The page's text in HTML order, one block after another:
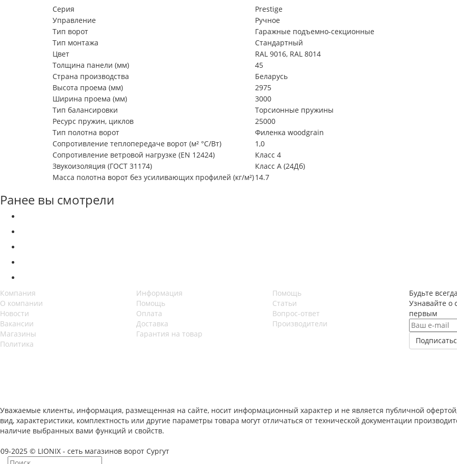
Серия
Prestige
Управление
Ручное
Тип ворот
Гаражные подъемно-секционные
Тип монтажа
Стандартный
Цвет
RAL 9016, RAL 8014
Толщина панели (мм)
45
Страна производства
Беларусь
Высота проема (мм)
2975
Ширина проема (мм)
3000
Тип балансировки
Торсионные пружины
Ресурс пружин, циклов
25000
Тип полотна ворот
Филенка woodgrain
Сопротивление теплопередаче ворот (м² °С/Вт)
1,0
Сопротивление ветровой нагрузке (EN 12424)
Класс 4
Звукоизоляция (ГОСТ 31174)
Класс А (24Дб)
Масса полотна ворот без усиливающих профилей (кг/м²)14.7
Ранее вы смотрели
Компания
О компании
Новости
Вакансии
Магазины
Политика
Информация
Помощь
Оплата
Доставка
Гарантия на товар
Помощь
Статьи
Вопрос-ответ
Производители
Будьте
Узнавайте о
первым
Уважаемые клиенты, информация, размещенная на сайте, носит информационный характер и не является публичной
вид, характеристики, комплектность или другие параметры товара могут отличаться от технической документации
наличие выбранных вами функций и свойств.
2025 © LIONIX - сеть магазинов ворот Сургут